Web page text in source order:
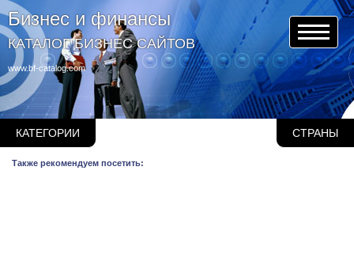
Бизнес и финансы
КАТАЛОГ БИЗНЕС САЙТОВ
www.bf-catalog.com
КАТЕГОРИИ СТРАНЫ
Также рекомендуем посетить: